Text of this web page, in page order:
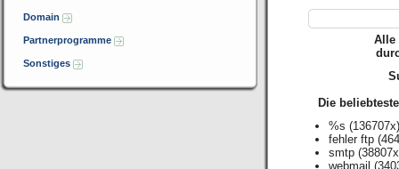
Domain
Partnerprogramme
Sonstiges
Alle
Die
%s
fehler ftp
smtp
webmail